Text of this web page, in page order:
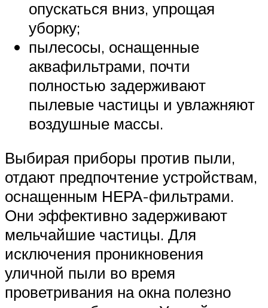
опускаться вниз, упрощая
уборку;
пылесосы, оснащенные
аквафильтрами, почти
полностью задерживают
пылевые частицы и увлажняют
воздушные массы.
Выбирая приборы против пыли,
отдают предпочтение устройствам,
оснащенным НЕРА-фильтрами.
Они эффективно задерживают
мельчайшие частицы. Для
исключения проникновения
уличной пыли во время
проветривания на окна полезно